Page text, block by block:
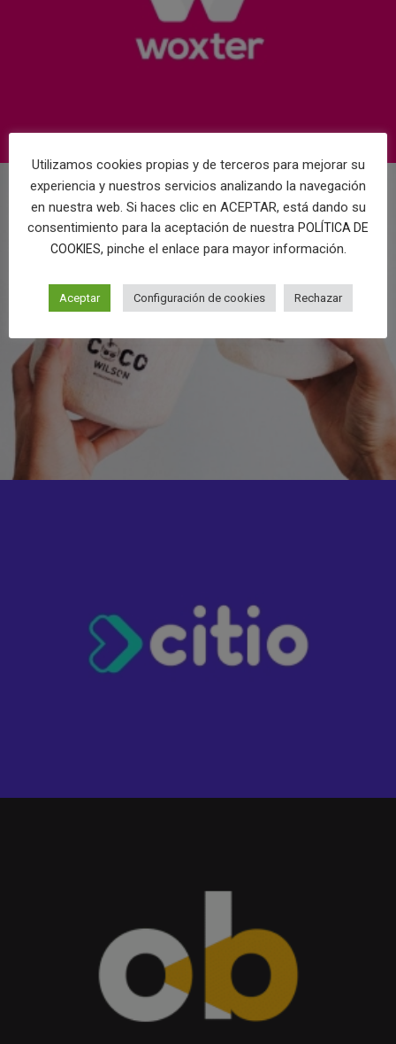
Utilizamos cookies propias y de terceros para mejorar su
experiencia y nuestros servicios analizando la navegación
en nuestra web. Si haces clic en ACEPTAR, está dando su
consentimiento para la aceptación de nuestra POLÍTICA DE
COOKIES, pinche el enlace para mayor información.
Aceptar Configuración de cookies Rechazar